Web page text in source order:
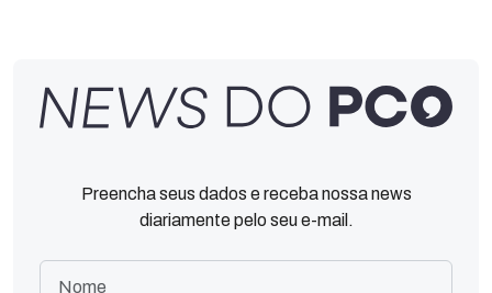
Preencha seus dados e receba nossa news
diariamente pelo seu e-mail.